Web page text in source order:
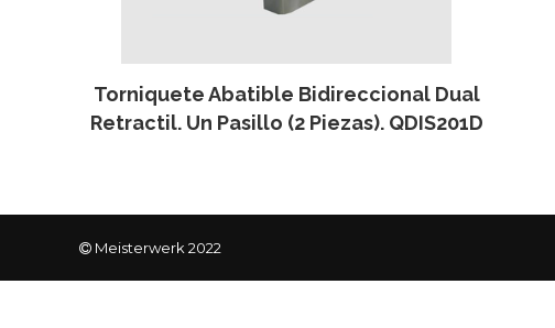
Torniquete Abatible Bidireccional Dual
Retractil. Un Pasillo (2 Piezas). QDIS201D
Meisterwerk 2022